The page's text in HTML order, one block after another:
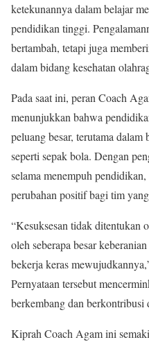
ketekunannya dalam belajar
pendidikan tinggi.
bertambah, tetapi juga
dalam bidang kesehatan
Pada saat ini, peran Coach
menunjukkan bahwa
peluang besar, terutama
seperti sepak bola. Dengan
selama menempuh
perubahan positif bagi tim
“Kesuksesan tidak ditentukan
oleh seberapa besar
bekerja keras
Pernyataan tersebut
berkembang dan berkontribusi
Kiprah Coach Agam ini